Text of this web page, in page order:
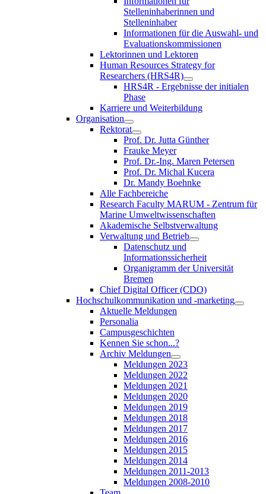
Stelleninhaberinnen und
Stelleninhaber
Informationen für die Auswahl- und
Evaluationskommissionen
Lektorinnen und Lektoren
Human Resources Strategy for
Researchers (HRS4R)
HRS4R - Ergebnisse der initialen
Phase
Karriere und Weiterbildung
Organisation
Rektorat
Prof. Dr. Jutta Günther
Frauke Meyer
Prof. Dr.-Ing. Maren Petersen
Prof. Dr. Michal Kucera
Dr. Mandy Boehnke
Alle Fachbereiche
Research Faculty MARUM - Zentrum für
Marine Umweltwissenschaften
Akademische Selbstverwaltung
Verwaltung und Betrieb
Datenschutz und
Informationssicherheit
Organigramm der Universität
Bremen
Chief Digital Officer (CDO)
Hochschulkommunikation und -marketing
Aktuelle Meldungen
Personalia
Campusgeschichten
Kennen Sie schon...?
Archiv Meldungen
Meldungen 2023
Meldungen 2022
Meldungen 2021
Meldungen 2020
Meldungen 2019
Meldungen 2018
Meldungen 2017
Meldungen 2016
Meldungen 2015
Meldungen 2014
Meldungen 2011-2013
Meldungen 2008-2010